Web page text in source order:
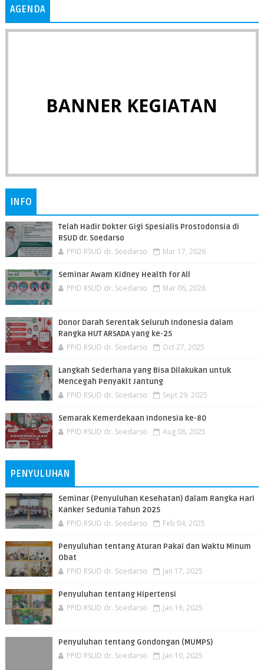
AGENDA
BANNER KEGIATAN
INFO
Telah Hadir Dokter Gigi Spesialis Prostodonsia di
RSUD dr. Soedarso
PPID RSUD dr. Soedarso Mar 17, 2026
Seminar Awam Kidney Health for All
PPID RSUD dr. Soedarso Mar 06, 2026
Donor Darah Serentak Seluruh Indonesia dalam
Rangka HUT ARSADA yang ke-25
PPID RSUD dr. Soedarso Oct 27, 2025
Langkah Sederhana yang Bisa Dilakukan untuk
Mencegah Penyakit Jantung
PPID RSUD dr. Soedarso Sept 29, 2025
Semarak Kemerdekaan Indonesia ke-80
PPID RSUD dr. Soedarso Aug 08, 2025
PENYULUHAN
Seminar (Penyuluhan Kesehatan) dalam Rangka Hari
Kanker Sedunia Tahun 2025
PPID RSUD dr. Soedarso Feb 04, 2025
Penyuluhan tentang Aturan Pakai dan Waktu Minum
Obat
PPID RSUD dr. Soedarso Jan 17, 2025
Penyuluhan tentang Hipertensi
PPID RSUD dr. Soedarso Jan 16, 2025
Penyuluhan tentang Gondongan (MUMPS)
PPID RSUD dr. Soedarso Jan 10, 2025